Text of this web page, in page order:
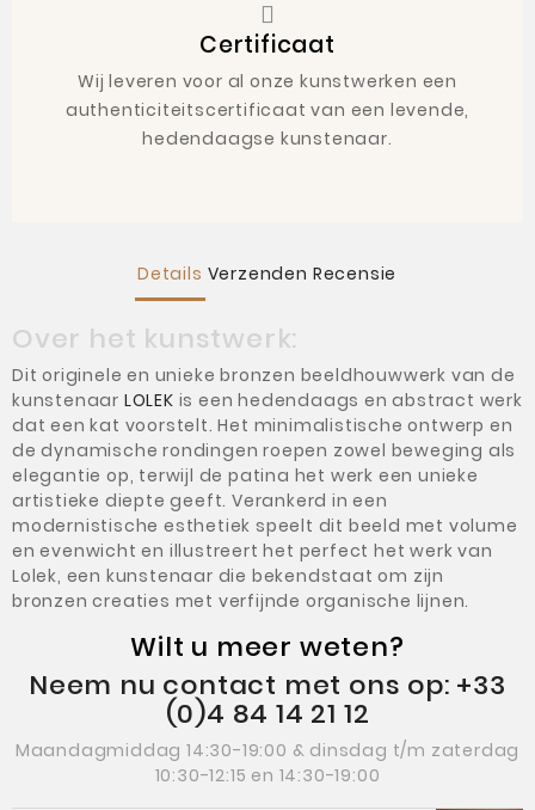
Certificaat
Wij leveren voor al onze kunstwerken een
authenticiteitscertificaat van een levende,
hedendaagse kunstenaar.
Details Verzenden Recensie
Over het kunstwerk:
Dit originele en unieke bronzen beeldhouwwerk van de
kunstenaar LOLEK is een hedendaags en abstract werk
dat een kat voorstelt. Het minimalistische ontwerp en
de dynamische rondingen roepen zowel beweging als
elegantie op, terwijl de patina het werk een unieke
artistieke diepte geeft. Verankerd in een
modernistische esthetiek speelt dit beeld met volume
en evenwicht en illustreert het perfect het werk van
Lolek, een kunstenaar die bekendstaat om zijn
bronzen creaties met verfijnde organische lijnen.
Wilt u meer weten?
Neem nu contact met ons op: +33
(0)4 84 14 21 12
Maandagmiddag 14:30-19:00 & dinsdag t/m zaterdag
10:30-12:15 en 14:30-19:00